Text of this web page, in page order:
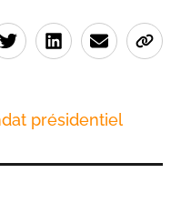
présidentiel